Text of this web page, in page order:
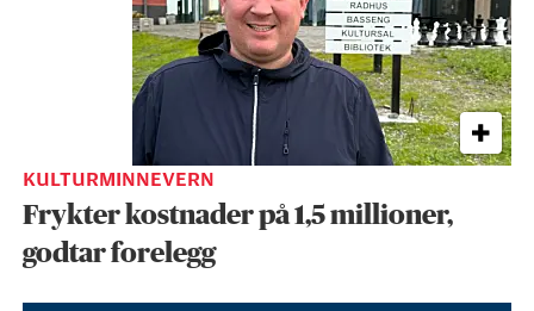
KULTURMINNEVERN
Frykter kostnader på 1,5 millioner,
godtar forelegg